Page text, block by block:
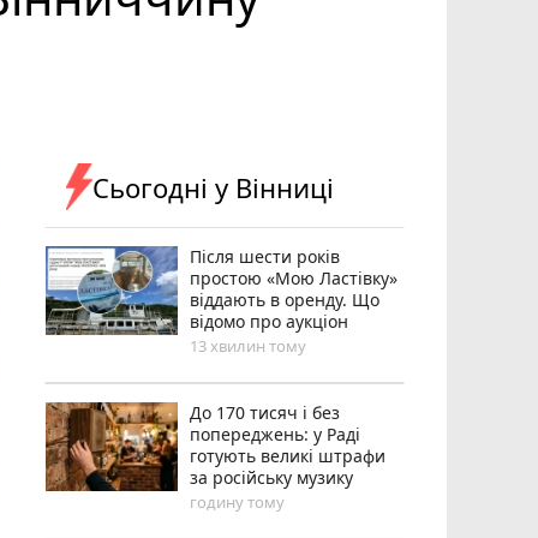
Сьогодні у Вінниці
Після шести років
простою «Мою Ластівку»
віддають в оренду. Що
відомо про аукціон
13 хвилин тому
До 170 тисяч і без
попереджень: у Раді
готують великі штрафи
за російську музику
годину тому